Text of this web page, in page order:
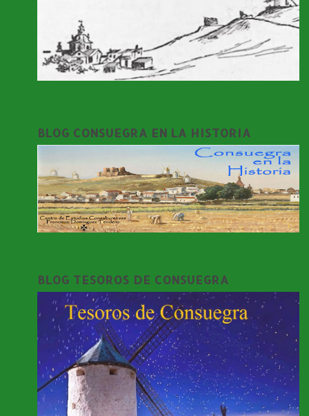
BLOG CONSUEGRA EN LA HISTORIA
BLOG TESOROS DE CONSUEGRA